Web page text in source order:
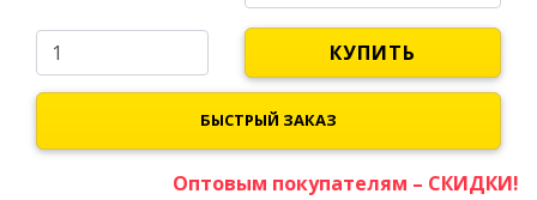
КУПИТЬ
БЫСТРЫЙ ЗАКАЗ
Оптовым покупателям – СКИДКИ!